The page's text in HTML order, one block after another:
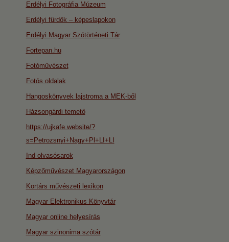
Erdélyi Fotográfia Múzeum
Erdélyi fürdők – képeslapokon
Erdélyi Magyar Szótörténeti Tár
Fortepan.hu
Fotóművészet
Fotós oldalak
Hangoskönyvek lajstroma a MEK-ből
Házsongárdi temető
https://ujkafe.website/?
s=Petrozsnyi+Nagy+Pl+LI+LI
Ind olvasósarok
Képzőművészet Magyarországon
Kortárs művészeti lexikon
Magyar Elektronikus Könyvtár
Magyar online helyesírás
Magyar szinonima szótár